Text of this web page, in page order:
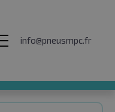
info@pneusmpc.fr